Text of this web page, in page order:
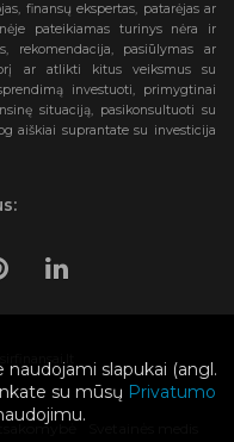
finansų ekspertas, patarėjas ar
pateikiamas turinys nėra ir
rekomendacija, pasiūlymas ar
ar atlikti kitus veiksmus su
investuoti, primygtinai
situaciją, pasikonsultuoti su
aiškiai suprantate su investicija
slapukai (angl.
su mūsų Privatumo